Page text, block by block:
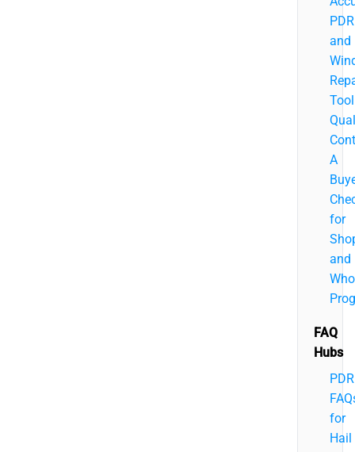
PDR
and
Tool
A
for
and
FAQ
Hubs
PDR
for
Hail